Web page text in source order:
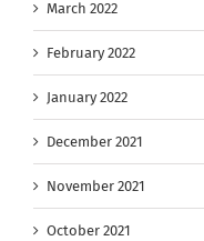
March 2022
February 2022
January 2022
December 2021
November 2021
October 2021